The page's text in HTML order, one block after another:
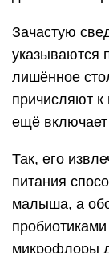
Зачастую
указываются
лишённое
причисляют к
ещё включает
Так, его
питания
малыша, а
микрофлоры